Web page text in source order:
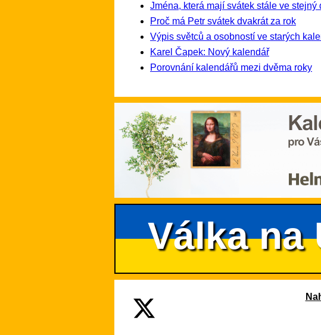
Jména, která mají svátek stále ve stejný
Proč má Petr svátek dvakrát za rok
Výpis světců a osobností ve starých
Karel Čapek: Nový kalendář
Porovnání kalendářů mezi dvěma roky
Válka na